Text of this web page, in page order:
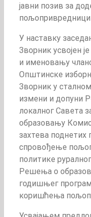
јавни позив за
У наставку
Зворник усвојен
и именовању
Општинске
Зворник у
измени и допуни
локалног Савета
образовању
захтева
спровођење
политике
Решења о
годишњег
коришћења